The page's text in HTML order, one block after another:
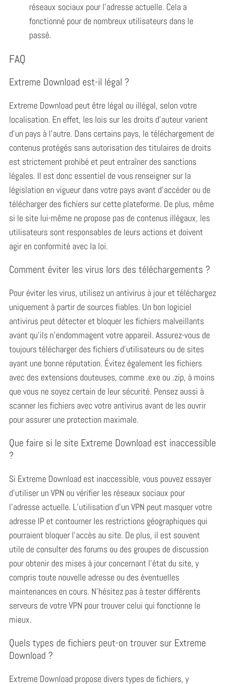
réseaux sociaux pour l’adresse actuelle. Cela a
fonctionné pour de nombreux utilisateurs dans le
passé.
FAQ
Extreme Download est-il légal ?
Extreme Download peut être légal ou illégal, selon votre
localisation. En effet, les lois sur les droits d’auteur varient
d’un pays à l’autre. Dans certains pays, le téléchargement de
contenus protégés sans autorisation des titulaires de droits
est strictement prohibé et peut entraîner des sanctions
légales. Il est donc essentiel de vous renseigner sur la
législation en vigueur dans votre pays avant d’accéder ou de
télécharger des fichiers sur cette plateforme. De plus, même
si le site lui-même ne propose pas de contenus illégaux, les
utilisateurs sont responsables de leurs actions et doivent
agir en conformité avec la loi.
Comment éviter les virus lors des téléchargements ?
Pour éviter les virus, utilisez un antivirus à jour et téléchargez
uniquement à partir de sources fiables. Un bon logiciel
antivirus peut détecter et bloquer les fichiers malveillants
avant qu’ils n’endommagent votre appareil. Assurez-vous de
toujours télécharger des fichiers d’utilisateurs ou de sites
ayant une bonne réputation. Évitez également les fichiers
avec des extensions douteuses, comme .exe ou .zip, à moins
que vous ne soyez certain de leur sécurité. Pensez aussi à
scanner les fichiers avec votre antivirus avant de les ouvrir
pour assurer une protection maximale.
Que faire si le site Extreme Download est inaccessible
?
Si Extreme Download est inaccessible, vous pouvez essayer
d’utiliser un VPN ou vérifier les réseaux sociaux pour
l’adresse actuelle. L’utilisation d’un VPN peut masquer votre
adresse IP et contourner les restrictions géographiques qui
pourraient bloquer l’accès au site. De plus, il est souvent
utile de consulter des forums ou des groupes de discussion
pour obtenir des mises à jour concernant l’état du site, y
compris toute nouvelle adresse ou des éventuelles
maintenances en cours. N’hésitez pas à tester différents
serveurs de votre VPN pour trouver celui qui fonctionne le
mieux.
Quels types de fichiers peut-on trouver sur Extreme
Download ?
Extreme Download propose divers types de fichiers, y